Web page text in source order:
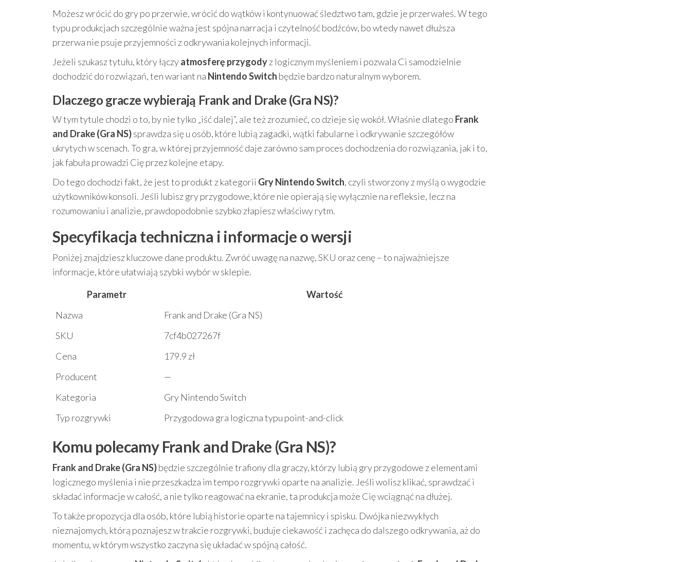
Możesz wrócić do gry po przerwie, wrócić do wątków i kontynuować śledztwo tam, gdzie je przerwałeś. W tego
typu produkcjach szczególnie ważna jest spójna narracja i czytelność bodźców, bo wtedy nawet dłuższa
przerwa nie psuje przyjemności z odkrywania kolejnych informacji.
Jeżeli szukasz tytułu, który łączyatmosferę przygodyz logicznym myśleniem i pozwala Ci samodzielnie
dochodzić do rozwiązań, ten wariant na Nintendo Switch będzie bardzo naturalnym wyborem.
Dlaczego gracze wybierają Frank and Drake (Gra NS)?
W tym tytule chodzi o to, by nie tylko „iść dalej”, ale też zrozumieć, co dzieje się wokół. Właśnie dlatego Frank
and Drake (Gra NS)sprawdza się u osób, które lubią zagadki, wątki fabularne i odkrywanie szczegółów
ukrytych w scenach. To gra, w której przyjemność daje zarówno sam proces dochodzenia do rozwiązania, jak i to,
jak fabuła prowadzi Cię przez kolejne etapy.
Do tego dochodzi fakt, że jest to produkt z kategorii Gry Nintendo Switch, czyli stworzony z myślą o wygodzie
użytkowników konsoli. Jeśli lubisz gry przygodowe, które nie opierają się wyłącznie na refleksie, lecz na
rozumowaniu i analizie, prawdopodobnie szybko złapiesz właściwy rytm.
Specyfikacja techniczna i informacje o wersji
Poniżej znajdziesz kluczowe dane produktu. Zwróć uwagę na nazwę, SKU oraz cenę – to najważniejsze
informacje, które ułatwiają szybki wybór w sklepie.
Parametr
Wartość
Nazwa
Frank and Drake (Gra NS)
SKU
7cf4b027267f
Cena
179.9 zł
Producent
—
Kategoria
Gry Nintendo Switch
Typ rozgrywki
Przygodowa gra logiczna typu point-and-click
Komu polecamy Frank and Drake (Gra NS)?
Frank and Drake (Gra NS)będzie szczególnie trafiony dla graczy, którzy lubią gry przygodowe z elementami
logicznego myślenia i nie przeszkadza im tempo rozgrywki oparte na analizie. Jeśli wolisz klikać, sprawdzać i
składać informacje w całość, a nie tylko reagować na ekranie, ta produkcja może Cię wciągnąć na dłużej.
To także propozycja dla osób, które lubią historie oparte na tajemnicy i spisku. Dwójka niezwykłych
nieznajomych, którą poznajesz w trakcie rozgrywki, buduje ciekawość i zachęca do dalszego odkrywania, aż do
momentu, w którym wszystko zaczyna się układać w spójną całość.